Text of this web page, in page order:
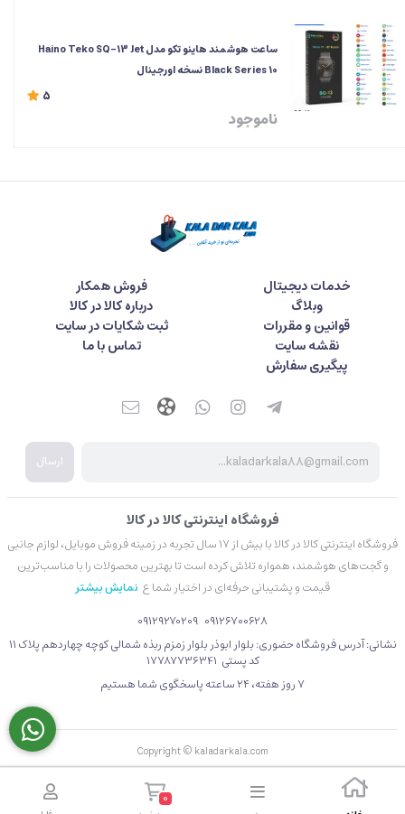
ساعت هوشمند هاینو تکو مدل Haino Teko SQ-13 Jet
Black Series 10 نسخه اورجینال
5
ناموجود
خدمات دیجیتال
فروش همکار
وبلاگ
درباره کالا در کالا
قوانین و مقررات
ثبت شکایات در سایت
نقشه سایت
تماس با ما
پیگیری سفارش
ارسال
فروشگاه اینترنتی کالا در کالا
فروشگاه اینترنتی کالا در کالا با بیش از ۱۷ سال تجربه در زمینه فروش موبایل، لوازم جانبی
و گجت‌های هوشمند، همواره تلاش کرده است تا بهترین محصولات را با مناسب‌ترین
قیمت و پشتیبانی حرفه‌ای در اختیار شما ع نمایش بیشتر
09126700628
09129270209
نشانی: آدرس فروشگاه حضوری: بلوار ابوذر بلوار زمزم ربذه شمالی کوچه چهاردهم پلاک 11
کد پستی 17787736341
۷ روز هفته، ۲۴ ساعته پاسخگوی شما هستیم
Copyright © kaladarkala.com
0